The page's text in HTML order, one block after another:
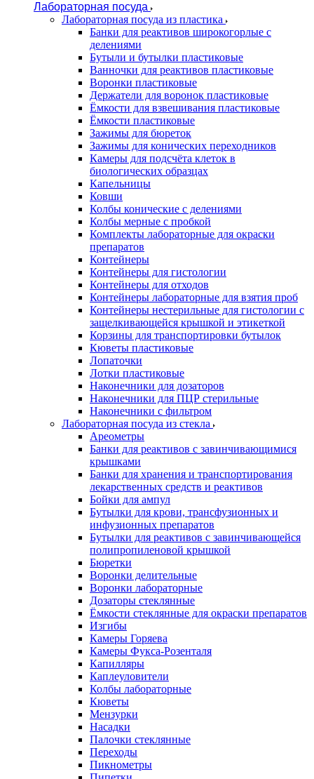
Лабораторная посуда
Лабораторная посуда из пластика
Банки для реактивов широкогорлые с
делениями
Бутыли и бутылки пластиковые
Ванночки для реактивов пластиковые
Воронки пластиковые
Держатели для воронок пластиковые
Ёмкости для взвешивания пластиковые
Ёмкости пластиковые
Зажимы для бюреток
Зажимы для конических переходников
Камеры для подсчёта клеток в
биологических образцах
Капельницы
Ковши
Колбы конические с делениями
Колбы мерные с пробкой
Комплекты лабораторные для окраски
препаратов
Контейнеры
Контейнеры для гистологии
Контейнеры для отходов
Контейнеры лабораторные для взятия проб
Контейнеры нестерильные для гистологии с
защелкивающейся крышкой и этикеткой
Корзины для транспортировки бутылок
Кюветы пластиковые
Лопаточки
Лотки пластиковые
Наконечники для дозаторов
Наконечники для ПЦР стерильные
Наконечники с фильтром
Лабораторная посуда из стекла
Ареометры
Банки для реактивов с завинчивающимися
крышками
Банки для хранения и транспортирования
лекарственных средств и реактивов
Бойки для ампул
Бутылки для крови, трансфузионных и
инфузионных препаратов
Бутылки для реактивов с завинчивающейся
полипропиленовой крышкой
Бюретки
Воронки делительные
Воронки лабораторные
Дозаторы стеклянные
Ёмкости стеклянные для окраски препаратов
Изгибы
Камеры Горяева
Камеры Фукса-Розенталя
Капилляры
Каплеуловители
Колбы лабораторные
Кюветы
Мензурки
Насадки
Палочки стеклянные
Переходы
Пикнометры